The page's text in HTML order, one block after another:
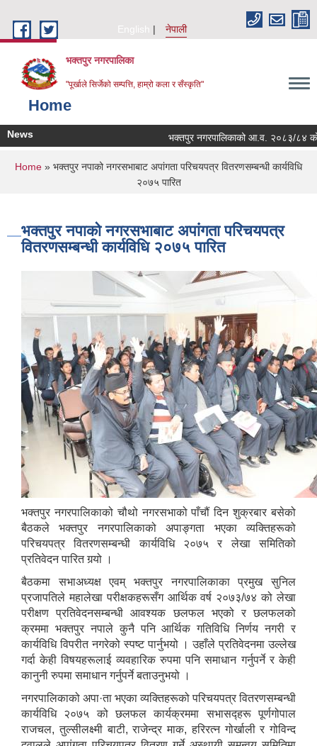
English
नेपाली
भक्तपुर नगरपालिका
"पूर्खाले सिर्जेको सम्पत्ति, हाम्रो कला र सँस्कृति"
Home
News भक्तपुर नगरपालिकाको आ.व. २०८३/८४ को
You are here
Home » भक्तपुर नपाको नगरसभाबाट अपांगता परिचयपत्र वितरणसम्बन्धी कार्यविधि
२०७५ पारित
भक्तपुर नपाको नगरसभाबाट अपांगता परिचयपत्र
वितरणसम्बन्धी कार्यविधि २०७५ पारित
भक्तपुर नगरपालिकाको चौथो नगरसभाको पाँचौं दिन शुक्रबार बसेको
बैठकले भक्तपुर नगरपालिकाको अपाङ्गता भएका व्यक्तिहरूको
परिचयपत्र वितरणसम्बन्धी कार्यविधि २०७५ र लेखा समितिको
प्रतिवेदन पारित गर्‍यो ।
बैठकमा सभाअध्यक्ष एवम् भक्तपुर नगरपालिकाका प्रमुख सुनिल
प्रजापतिले महालेखा परीक्षकहरूसँग आर्थिक वर्ष २०७३/७४ को लेखा
परीक्षण प्रतिवेदनसम्बन्धी आवश्यक छलफल भएको र छलफलको
क्रममा भक्तपुर नपाले कुनै पनि आर्थिक गतिविधि निर्णय नगरी र
कार्यविधि विपरीत नगरेको स्पष्ट पार्नुभयो । उहाँले प्रतिवेदनमा उल्लेख
गर्दा केही विषयहरूलाई व्यवहारिक रुपमा पनि समाधान गर्नुपर्ने र केही
कानुनी रुपमा समाधान गर्नुपर्ने बताउनुभयो ।
नगरपालिकाको अपा·ता भएका व्यक्तिहरूको परिचयपत्र वितरणसम्बन्धी
कार्यविधि २०७५ को छलफल कार्यक्रममा सभासद्हरू पूर्णगोपाल
राजचल, तुल्सीलक्ष्मी बाटी, राजेन्द्र माक, हरिरत्न गोर्खाली र गोविन्द